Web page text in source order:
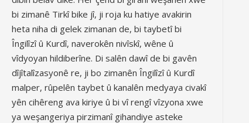
bi zimanê Tirkî bike jî, ji roja ku hatiye avakirin
heta niha di gelek zimanan de, bi taybetî bi
Îngilîzî û Kurdî, naverokên nivîskî, wêne û
vîdyoyan hildiberîne. Di salên dawî de bi gavên
dîjîtalîzasyonê re, ji bo zimanên Îngilîzî û Kurdî
malper, rûpelên taybet û kanalên medyaya civakî
yên cihêreng ava kiriye û bi vî rengî vîzyona xwe
ya weşangeriya pirzimanî gihandiye asteke